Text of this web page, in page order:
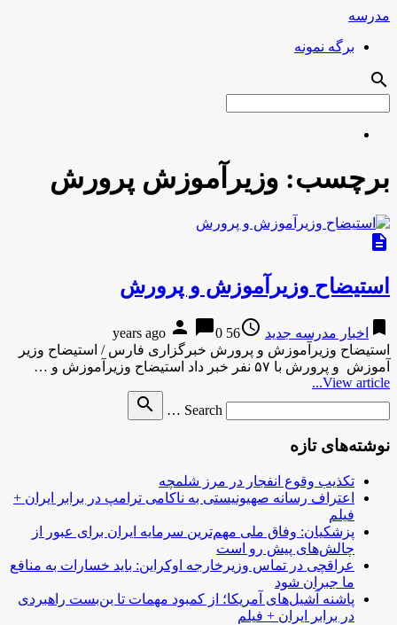
مدرسه
برگه نمونه
search
برچسب: وزیرآموزش پرورش
description
استیضاح وزیرآموزش و پرورش
bookmark اخبار مدرسه جدید access_time
56 years ago
person chat_bubble0
استیضاح وزیرآموزش و پرورش خبرگزاری فارس / استیضاح وزیر
آموزش و پرورش با ۵۷ نفر خبر داد استیضاح وزیرآموزش و …
View article...
Search …
search
نوشته‌های تازه
تکذیب وقوع انفجار در مرز شلمچه
اعتراف رسانه صهیونیستی به ناکامی ترامپ در برابر ایران +
فیلم
پزشکیان: وفاق ملی مهم‌ترین سرمایه ایران برای عبور از
چالش‌های پیش رو است
عراقچی در تماس وزیرخارجه اوکراین: باید خسارات به منافع
ما جبران شود
پاشنه آشیل‌های آمریکا؛ از کمبود مهمات تا بن‌بست راهبردی
در برابر ایران + فیلم